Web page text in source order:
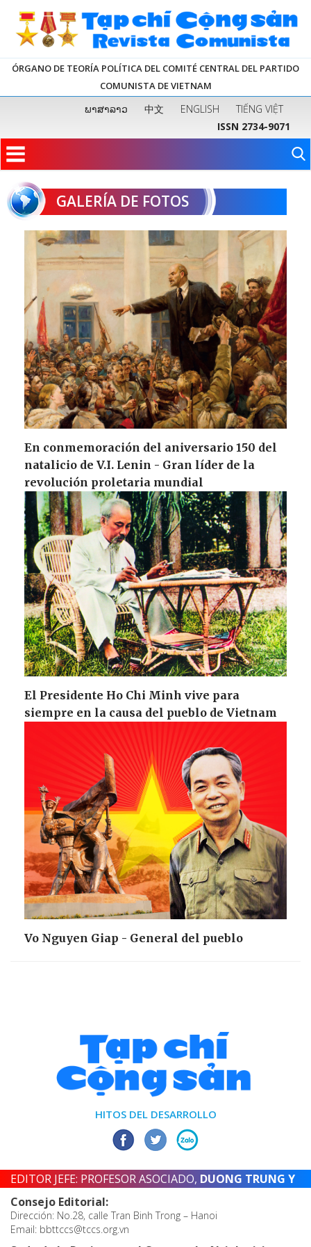
ÓRGANO DE TEORÍA POLÍTICA DEL COMITÉ CENTRAL DEL PARTIDO
COMUNISTA DE VIETNAM
ພາສາລາວ 中文 ENGLISH
TIẾNG VIỆT
ISSN 2734-9071
GALERÍA DE FOTOS
En conmemoración del aniversario 150 del
natalicio de V.I. Lenin - Gran líder de la
revolución proletaria mundial
El Presidente Ho Chi Minh vive para
siempre en la causa del pueblo de Vietnam
Vo Nguyen Giap - General del pueblo
HITOS DEL DESARROLLO
EDITOR JEFE: PROFESOR ASOCIADO, DUONG TRUNG Y
Consejo Editorial:
Dirección: No.28, calle Tran Binh Trong – Hanoi
Email: bbttccs@tccs.org.vn